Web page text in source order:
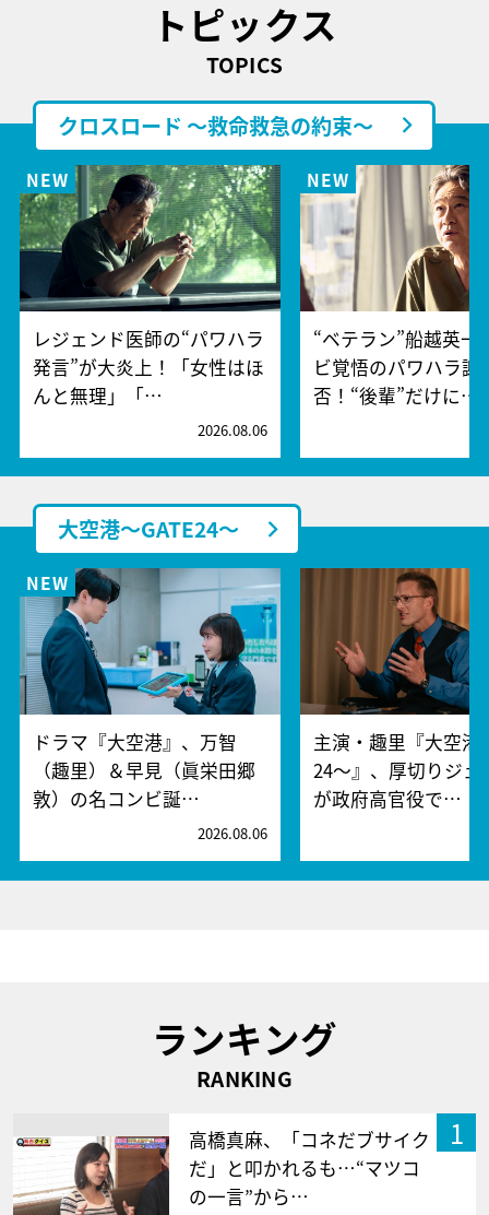
トピックス
TOPICS
クロスロード ～救命救急の約束～
レジェンド医師の“パワハラ
発言”が大炎上！「女性はほ
んと無理」「…
2026.08.06
“ベテラン”船越英一
ビ覚悟のパワハラ謝
否！“後輩”だけに…
大空港～GATE24～
ドラマ『大空港』、万智
（趣里）＆早見（眞栄田郷
敦）の名コンビ誕…
2026.08.06
主演・趣里『大空港
24～』、厚切りジェ
が政府高官役で…
ランキング
RANKING
1
高橋真麻、「コネだブサイク
だ」と叩かれるも…“マツコ
の一言”から…